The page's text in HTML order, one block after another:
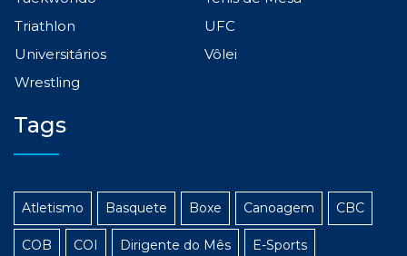
Triathlon
UFC
Universitários
Vôlei
Wrestling
Tags
Atletismo Basquete Boxe Canoagem CBC
COB COI Dirigente do Mês E-Sports